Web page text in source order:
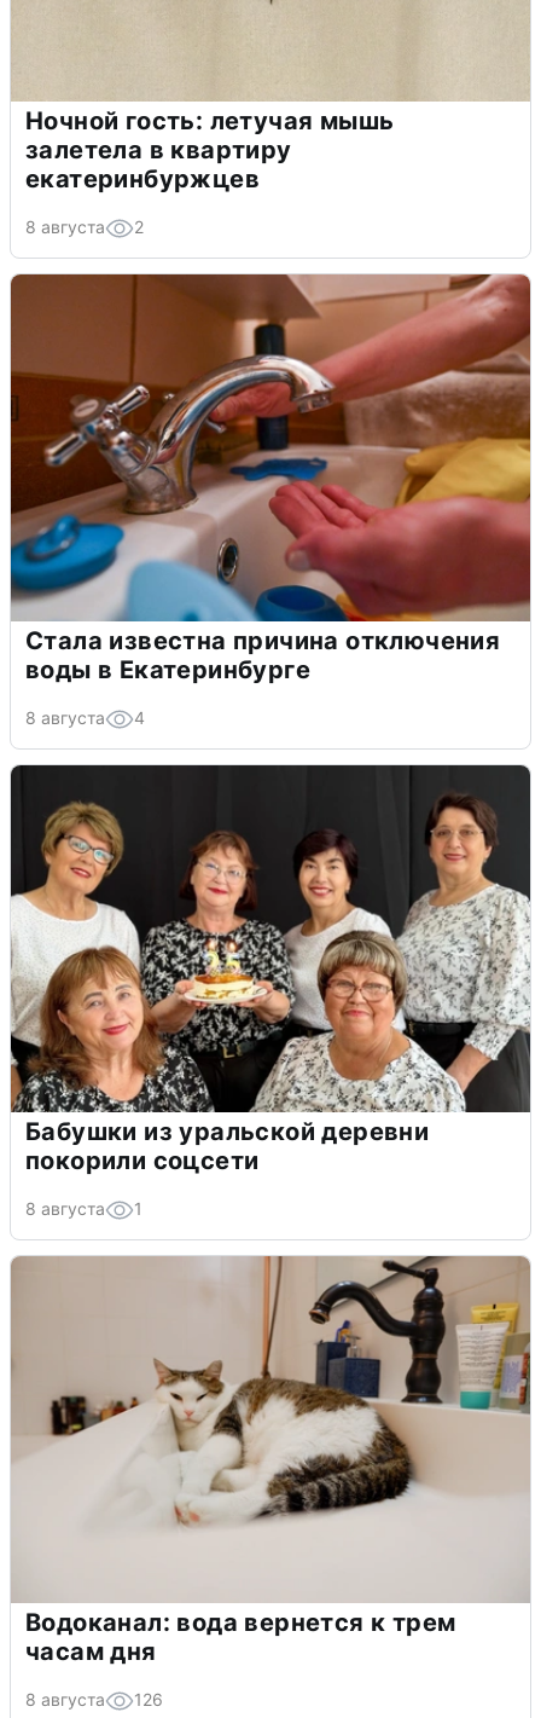
Ночной гость: летучая мышь
залетела в квартиру
екатеринбуржцев
8 августа 2
Стала известна причина отключения
воды в Екатеринбурге
8 августа 4
Бабушки из уральской деревни
покорили соцсети
8 августа 1
Водоканал: вода вернется к трем
часам дня
8 августа 126